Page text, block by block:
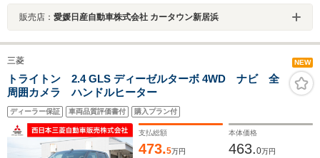
販売店： 愛媛日産自動車株式会社 カータウン新居浜
三菱 NEW
トライトン 2.4 GLS ディーゼルターボ 4WD ナビ 全
周囲カメラ ハンドルヒーター
ディーラー保証 車両品質評価書付 購入プラン付
支払総額
473.5万円
本体価格
463.0万円